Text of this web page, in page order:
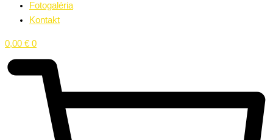
Fotogaléria
Kontakt
0,00 € 0